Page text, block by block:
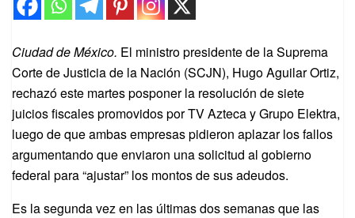
Ciudad de México. El ministro presidente de la Suprema
Corte de Justicia de la Nación (SCJN), Hugo Aguilar Ortiz,
rechazó este martes posponer la resolución de siete
juicios fiscales promovidos por TV Azteca y Grupo Elektra,
luego de que ambas empresas pidieron aplazar los fallos
argumentando que enviaron una solicitud al gobierno
federal para “ajustar” los montos de sus adeudos.
Es la segunda vez en las últimas dos semanas que las